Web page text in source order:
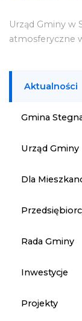
Urząd Gminy w
atmosferyczne
Aktualności
Gmina
Urząd Gminy
Dla
Rada Gminy
Inwestycje
Projekty